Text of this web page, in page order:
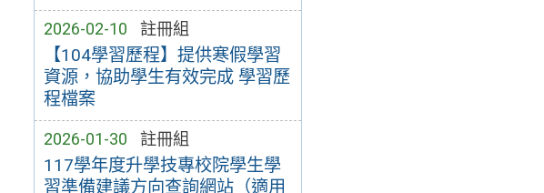
2026-02-10 註冊組
【104學習歷程】提供寒假學習
資源，協助學生有效完成 學習歷
程檔案
2026-01-30 註冊組
117學年度升學技專校院學生學
習準備建議方向查詢網站（適用